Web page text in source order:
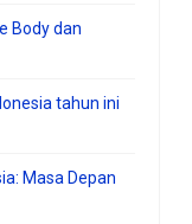
Body dan
tahun ini
Masa Depan